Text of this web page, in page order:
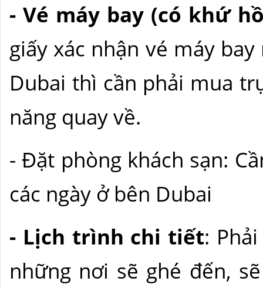
- Vé máy bay (có khứ
giấy xác nhận vé máy
Dubai thì cần phải mua
năng quay về.
- Đặt phòng khách sạn:
các ngày ở bên Dubai
- Lịch trình chi tiết:
những nơi sẽ ghé đến,